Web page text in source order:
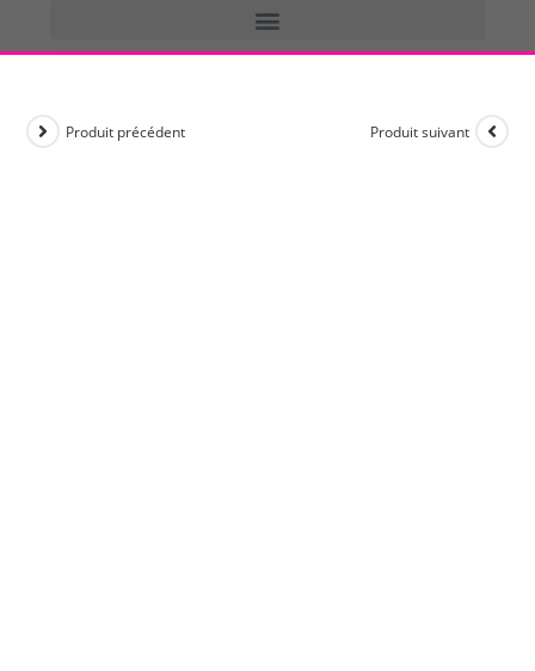
Produit précédent Produit suivant